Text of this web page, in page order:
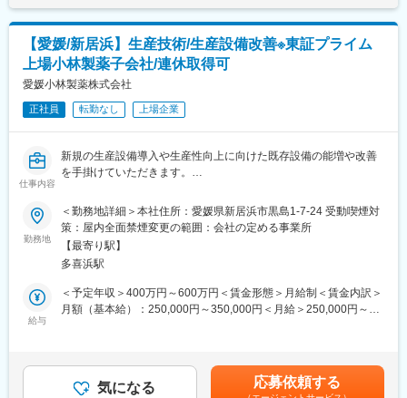
・残業20h以内
・スケジュールに合わせて直行直帰可
・転居を伴う転勤はありません
■やりがい：
・最近、健康のことで困っていることがないかなど、親身にお話
を聞くことで、お客様と信頼関係を築き、お客様の健康管理に貢
献することができます。
・「この薬すごく効き目があって良かったよ。」「こないだのリ
ンゴ酢美味しかった！ちょうどまた買おうと思ってたの。来てく
変更の範囲：会社の定める業務
※年に1回のキャリア自己申告や上司との定期的な面談を実施して
おりますので、他の職種へのキャリアチェンジ等も相談できる環
境です。
■組織構成：
生産1G：69名（所属平均年齢40歳）生産2G：109名（所属平均
年齢38歳）
■やりがい：
「熱さまシート」「のどぬーるぬれマスク」などスーパーやドラ
しょうか？
テレビで全国に “あったらいいな” のCM が流れ、身近な人たちが
日常的に使っている製品を愛媛小林で生産しており、その製品を
自分の手で作り上げることができる点が魅力です。
■働く環境：
・製造の仕事はコツコツとした作業になるため1、2時間に1度10
・育休産休取得率、復帰率ともに100％、復帰後の子育て支援も
充実
す。月給(月額)は固定手当を含めた表記です。
【愛媛/新居浜】生産技術/生産設備改善※東証プライム
上場小林製薬子会社/連休取得可
愛媛小林製薬株式会社
正社員 転勤なし 上場企業
仕事内容
新規の生産設備導入や生産性向上に向けた既存設備の能増や改善
を手掛けていただきます。
■業務内容：
「熱さまシート」「汗ワキパッド」「サラサーティ」「のどぬー
るぬれマスク」などの不織布（紙）加工製品の生産設備改善業務
■業務詳細：
・既存設備改善の提案と実施
・大型設備の保守・保全
・小林製薬グループ関連工場との技術交流
※上記項目の内これまでのキャリアを鑑みた業務をお任せいたしま
勤務地
＜勤務地詳細＞本社住所：愛媛県新居浜市黒島1-7-24 受動喫煙対
策：屋内全面禁煙変更の範囲：会社の定める事業所
【最寄り駅】
多喜浜駅
給与
＜予定年収＞400万円～600万円＜賃金形態＞月給制＜賃金内訳＞
月額（基本給）：250,000円～350,000円＜月給＞250,000円～
入社10年目 ライン責任者/40代（月給50万＋賞与）1000万円 入社
20年目 課長/50代（月給60万円＋賞与）賃金はあくまでも目安の
気になる 応募依頼する